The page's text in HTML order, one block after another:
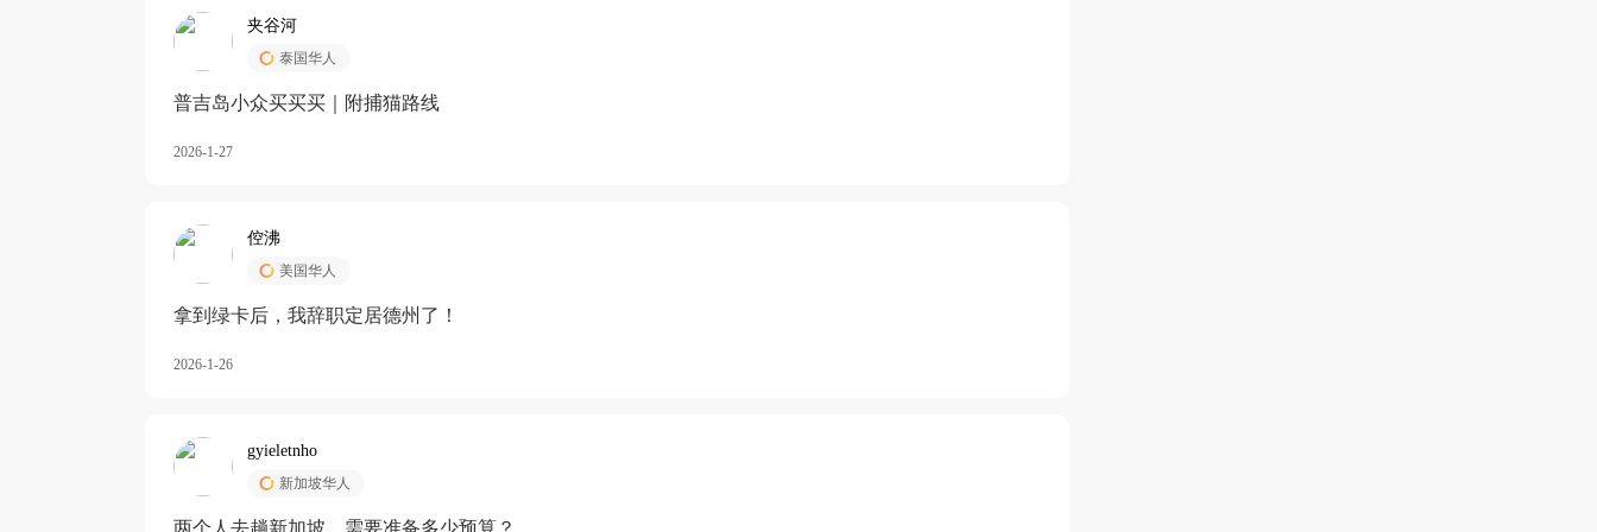
夹谷河
泰国华人
️普吉岛小众买买买｜附捕猫路线
2026-1-27
倥沸
美国华人
拿到绿卡后，我辞职定居德州了！
2026-1-26
gyieletnho
新加坡华人
两个人去趟新加坡，需要准备多少预算？